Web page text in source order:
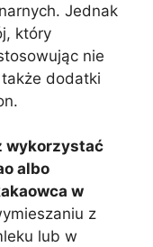
Jednak
który
nie
dodatki
wykorzystać
albo
w
z
lub w